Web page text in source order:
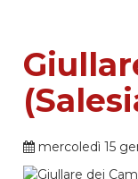
mercoledì 15